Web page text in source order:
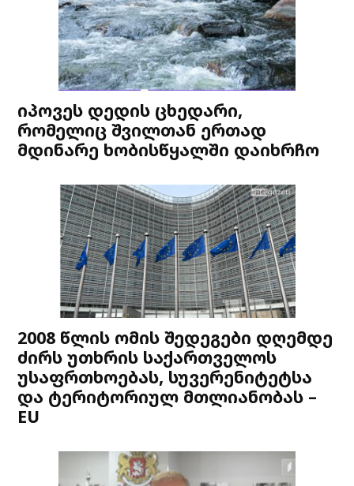
იპოვეს დედის ცხედარი,
რომელიც შვილთან ერთად
მდინარე ხობისწყალში დაიხრჩო
2008 წლის ომის შედეგები დღემდე
ძირს უთხრის საქართველოს
უსაფრთხოებას, სუვერენიტეტსა
და ტერიტორიულ მთლიანობას –
EU